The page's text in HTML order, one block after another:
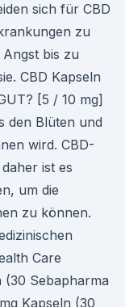
sich für CBD
zu
bis zu
CBD Kapseln
[5 / 10 mg]
den Blüten und
wird. CBD-
ist es
um die
zu können.
Care
(30 Sebapharma
Kapseln (30